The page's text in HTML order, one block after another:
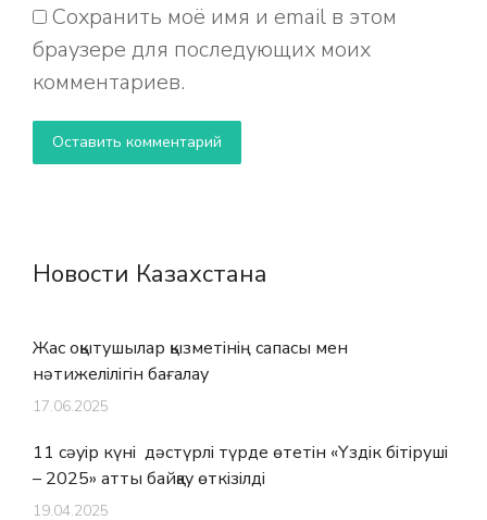
Сохранить моё имя и email в этом
браузере для последующих моих
комментариев.
Оставить комментарий
Новости Казахстана
Жас оқытушылар қызметінің сапасы мен
нәтижелілігін бағалау
17.06.2025
11 сәуір күні дәстүрлі түрде өтетін «Үздік бітіруші
– 2025» атты байқау өткізілді
19.04.2025